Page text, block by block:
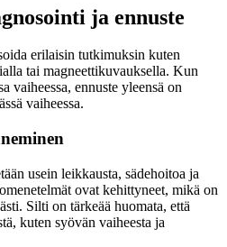
ja ennuste
erilaisin tutkimuksin kuten
tai magneettikuvauksella. Kun
vaiheessa, ennuste yleensä on
vaiheessa.
usein leikkausta, sädehoitoa ja
ovat kehittyneet, mikä on
Silti on tärkeää huomata, että
kuten syövän vaiheesta ja